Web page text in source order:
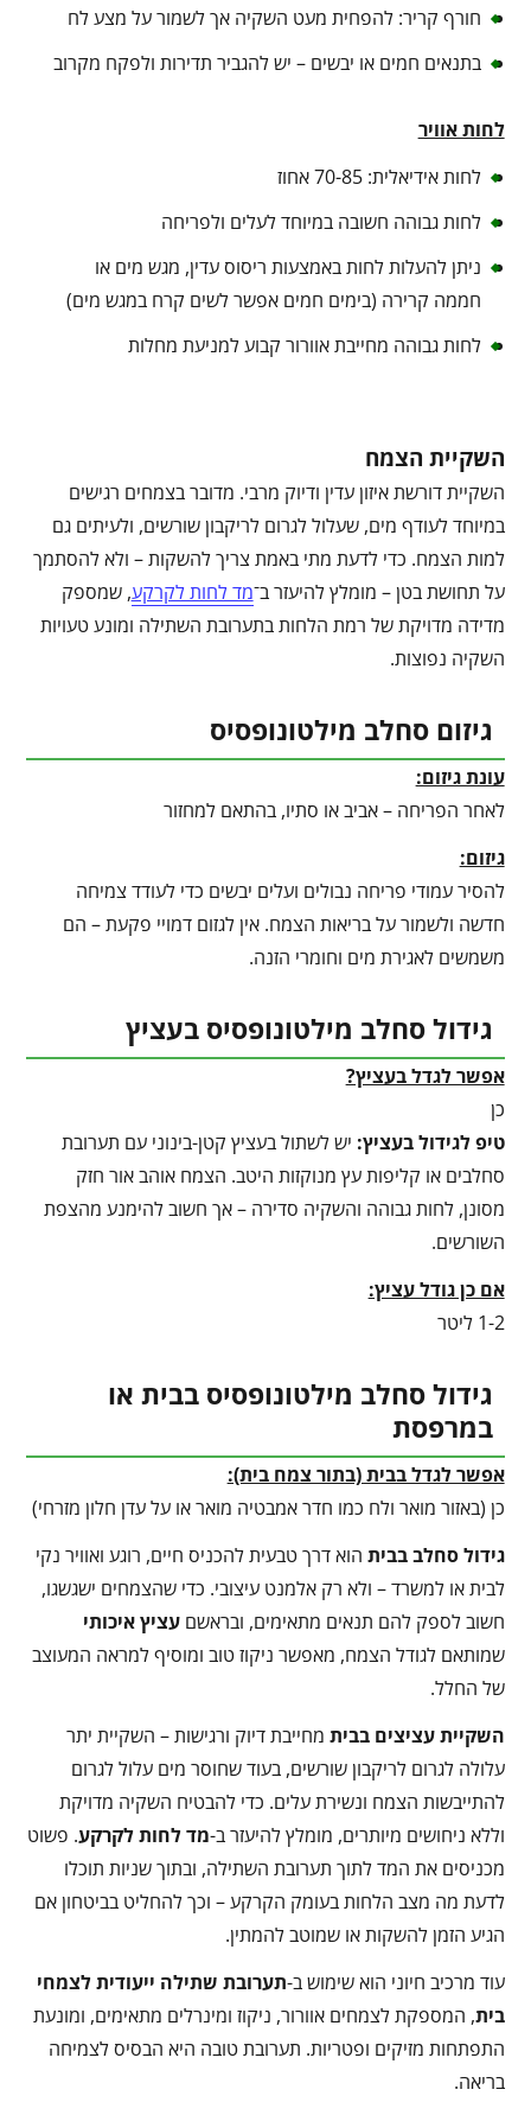
חורף קריר: להפחית מעט השקיה אך לשמור על מצע לח
בתנאים חמים או יבשים – יש להגביר תדירות ולפקח מקרוב
לחות אוויר
לחות אידיאלית: 70-85 אחוז
לחות גבוהה חשובה במיוחד לעלים ולפריחה
ניתן להעלות לחות באמצעות ריסוס עדין, מגש מים או
חממה קרירה (בימים חמים אפשר לשים קרח במגש מים)
לחות גבוהה מחייבת אוורור קבוע למניעת מחלות
השקיית הצמח
השקיית דורשת איזון עדין ודיוק מרבי. מדובר בצמחים רגישים
במיוחד לעודף מים, שעלול לגרום לריקבון שורשים, ולעיתים גם
למות הצמח. כדי לדעת מתי באמת צריך להשקות – ולא להסתמך
על תחושת בטן – מומלץ להיעזר ב־מד לחות לקרקע, שמספק
מדידה מדויקת של רמת הלחות בתערובת השתילה ומונע טעויות
השקיה נפוצות.
גיזום סחלב מילטונופסיס
עונת גיזום:
לאחר הפריחה – אביב או סתיו, בהתאם למחזור
גיזום:
להסיר עמודי פריחה נבולים ועלים יבשים כדי לעודד צמיחה
חדשה ולשמור על בריאות הצמח. אין לגזום דמויי פקעת – הם
משמשים לאגירת מים וחומרי הזנה.
גידול סחלב מילטונופסיס בעציץ
אפשר לגדל בעציץ?
כן
טיפ לגידול בעציץ: יש לשתול בעציץ קטן-בינוני עם תערובת
סחלבים או קליפות עץ מנוקזות היטב. הצמח אוהב אור חזק
מסונן, לחות גבוהה והשקיה סדירה – אך חשוב להימנע מהצפת
השורשים.
אם כן גודל עציץ:
1-2 ליטר
גידול סחלב מילטונופסיס בבית או
במרפסת
אפשר לגדל בבית (בתור צמח בית):
כן (באזור מואר ולח כמו חדר אמבטיה מואר או על עדן חלון מזרחי)
גידול סחלב בבית הוא דרך טבעית להכניס חיים, רוגע ואוויר נקי
לבית או למשרד – ולא רק אלמנט עיצובי. כדי שהצמחים ישגשגו,
חשוב לספק להם תנאים מתאימים, ובראשםעציץ איכותי
שמותאם לגודל הצמח, מאפשר ניקוז טוב ומוסיף למראה המעוצב
של החלל.
השקיית עציצים בבית מחייבת דיוק ורגישות – השקיית יתר
עלולה לגרום לריקבון שורשים, בעוד שחוסר מים עלול לגרום
להתייבשות הצמח ונשירת עלים. כדי להבטיח השקיה מדויקת
וללא ניחושים מיותרים, מומלץ להיעזר ב-מד לחות לקרקע. פשוט
מכניסים את המד לתוך תערובת השתילה, ובתוך שניות תוכלו
לדעת מה מצב הלחות בעומק הקרקע – וכך להחליט בביטחון אם
הגיע הזמן להשקות או שמוטב להמתין.
עוד מרכיב חיוני הוא שימוש ב-תערובת שתילה ייעודית לצמחי
בית, המספקת לצמחים אוורור, ניקוז ומינרלים מתאימים, ומונעת
התפתחות מזיקים ופטריות. תערובת טובה היא הבסיס לצמיחה
בריאה.